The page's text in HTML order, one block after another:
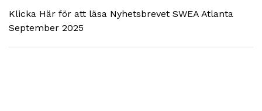
Klicka Här för att läsa Nyhetsbrevet SWEA Atlanta
September 2025